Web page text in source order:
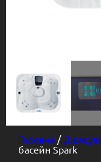
Головна / Джакузі
басейн Spark